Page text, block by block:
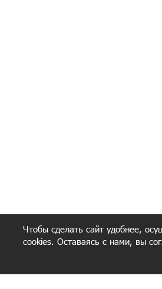
Чтобы сделать сайт удобнее,
cookies. Оставаясь с нами, вы